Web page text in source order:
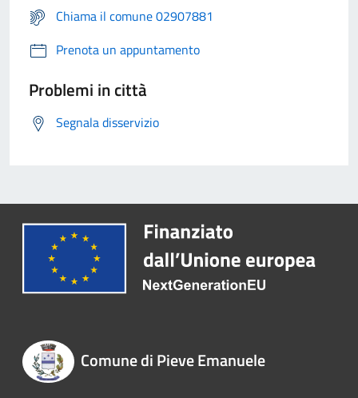
Chiama il comune 02907881
Prenota un appuntamento
Problemi in città
Segnala disservizio
Comune di Pieve Emanuele